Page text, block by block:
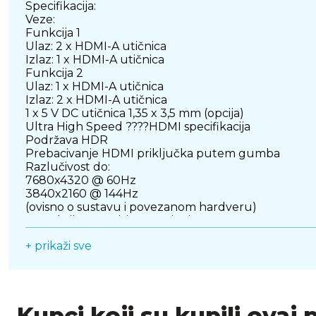
Specifikacija:
Veze:
Funkcija 1
Ulaz: 2 x HDMI-A utičnica
Izlaz: 1 x HDMI-A utičnica
Funkcija 2
Ulaz: 1 x HDMI-A utičnica
Izlaz: 2 x HDMI-A utičnica
1 x 5 V DC utičnica 1,35 x 3,5 mm (opcija)
Ultra High Speed ????HDMI specifikacija
Podržava HDR
Prebacivanje HDMI priključka putem gumba
Razlučivost do:
7680x4320 @ 60Hz
3840x2160 @ 144Hz
(ovisno o sustavu i povezanom hardveru)
Ne zahtijeva vanjsko napajanje
Crna boja
+ prikaži sve